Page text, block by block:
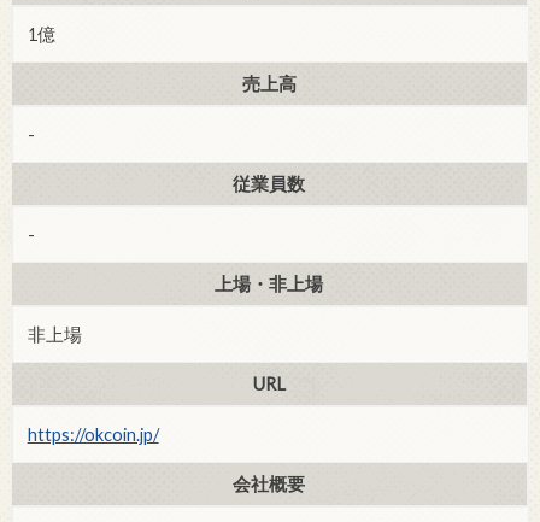
1億
売上高
-
従業員数
-
上場・非上場
非上場
URL
https://okcoin.jp/
会社概要